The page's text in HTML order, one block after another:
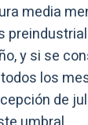
media
y si se
los
de